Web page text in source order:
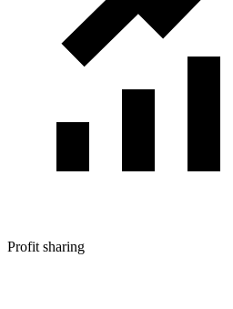
Profit sharing